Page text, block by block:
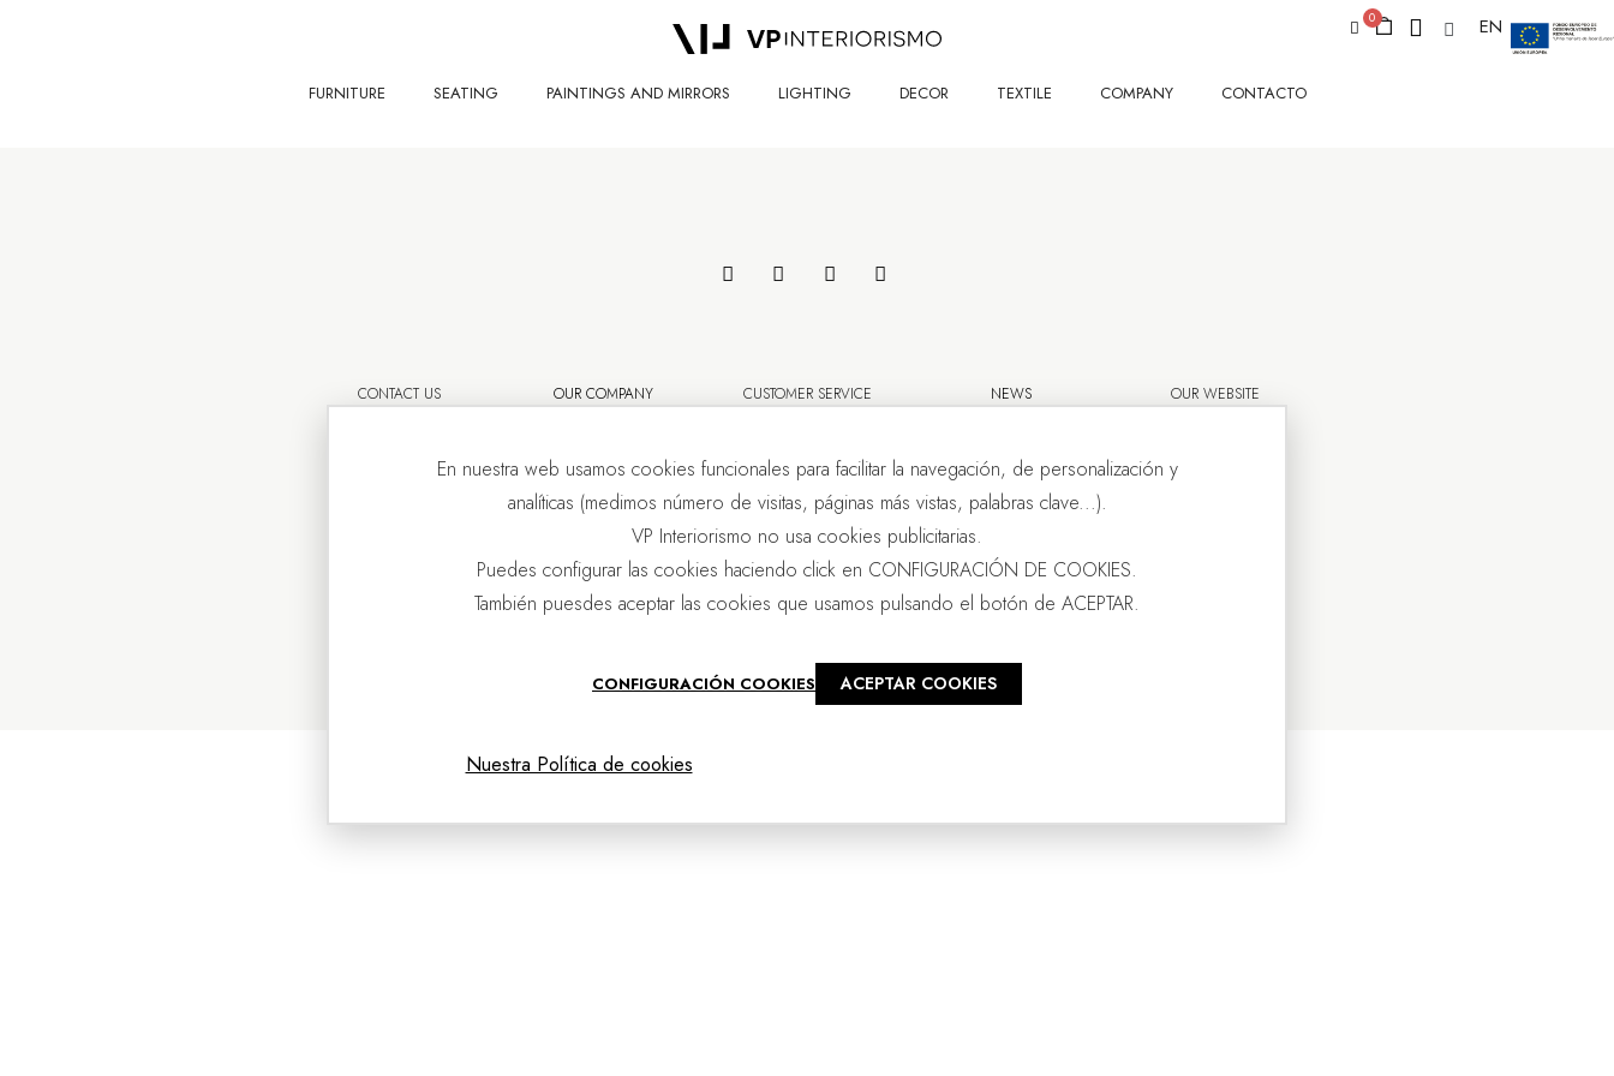
EN
FURNITURE SEATING PAINTINGS AND MIRRORS LIGHTING DECOR TEXTILE COMPANY CONTACTO
CONTACT US OUR COMPANY CUSTOMER SERVICE NEWS OUR WEBSITE
En nuestra web usamos cookies funcionales para facilitar la navegación, de personalización y
analíticas (medimos número de visitas, páginas más vistas, palabras clave...).
VP Interiorismo no usa cookies publicitarias.
Puedes configurar las cookies haciendo click en CONFIGURACIÓN DE COOKIES.
También puesdes aceptar las cookies que usamos pulsando el botón de ACEPTAR.
CONFIGURACIÓN COOKIES ACEPTAR COOKIES
Nuestra Política de cookies